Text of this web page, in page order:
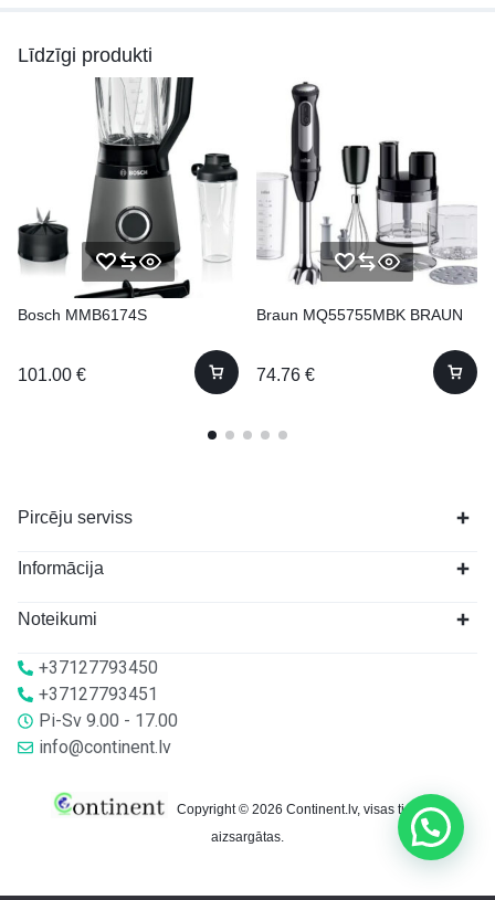
Līdzīgi produkti
Bosch MMB6174S
101.00 €
Braun MQ55755MBK BRAUN
74.76 €
Pircēju serviss
Informācija
Noteikumi
+37127793450
+37127793451
Pi-Sv 9.00 - 17.00
info@continent.lv
Copyright © 2026 Continent.lv, visas tiesības
aizsargātas.